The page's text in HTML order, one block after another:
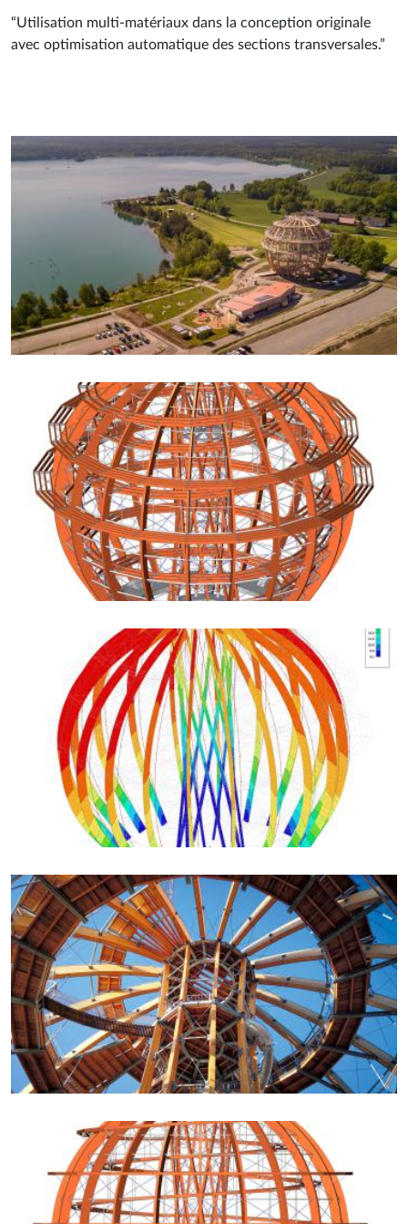
“Utilisation multi-matériaux dans la conception originale
avec optimisation automatique des sections transversales.”